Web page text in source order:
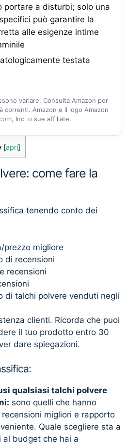
portare a disturbi; solo una
può garantire la
alle esigenze intime
testata
variare. Consulta Amazon per
correnti. Amazon e il logo Amazon
Inc. o sue affiliate.
[apri]
come fare la
tenendo conto dei
prezzo migliore
di recensioni
recensioni
di talchi polvere venduti negli
clienti. Ricorda che puoi
il tuo prodotto entro 30
dare spiegazioni.
qualsiasi talchi polvere
sono quelli che hanno
migliori e rapporto
Quale scegliere sta a
budget che hai a